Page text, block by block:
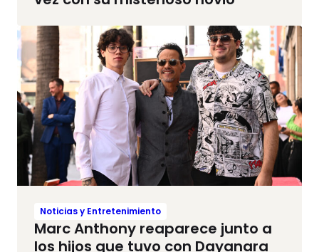
Noticias y Entretenimiento
Marc Anthony reaparece junto a
los hijos que tuvo con Dayanara